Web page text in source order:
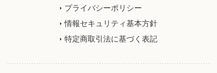
プライバシーポリシー
情報セキュリティ基本方針
特定商取引法に基づく表記